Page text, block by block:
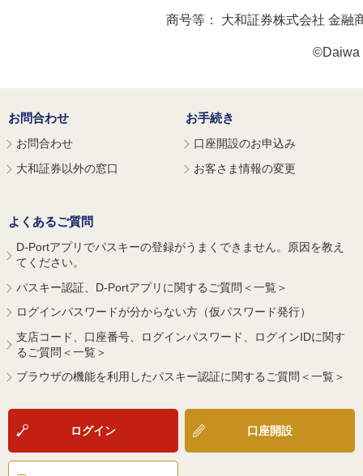
商号等： 大和証券株式会社 金融
©Daiwa
お問合わせ
お問合わせ
大和証券以外の窓口
お手続き
口座開設のお申込み
お客さま情報の変更
よくあるご質問
D-Portアプリでパスキーの登録がうまくできません。原因を教え
てください。
パスキー認証、D-Portアプリに関するご質問＜一覧＞
ログインパスワードが分からない方（仮パスワード発行）
支店コード、口座番号、ログインパスワード、ログインIDに関す
るご質問＜一覧＞
ブラウザの機能を利用したパスキー認証に関するご質問＜一覧＞
ログイン 口座開設